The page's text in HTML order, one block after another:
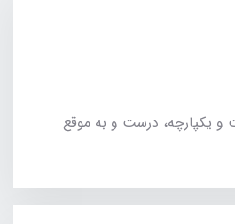
و یکپارچه، درست و به موقع